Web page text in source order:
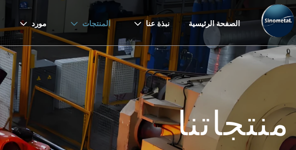
الصفحة الرئيسية نبذة عنا  المنتجات  مورد 
منتجاتنا